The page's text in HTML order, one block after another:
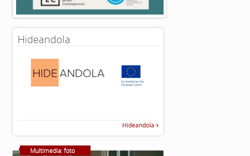
Hideandola
Hideandola
Multimedia: foto